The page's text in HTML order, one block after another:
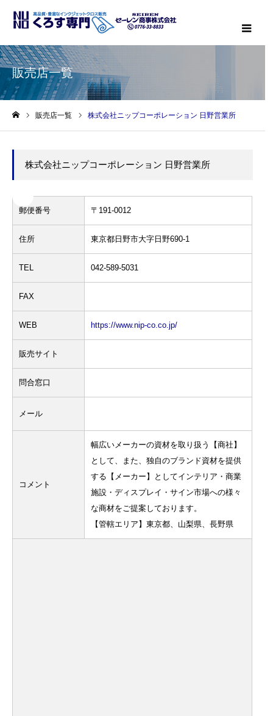
販売店一覧
販売店一覧 株式会社ニップコーポレーション 日野営業所
株式会社ニップコーポレーション 日野営業所
郵便番号 〒191-0012
住所 東京都日野市大字日野690-1
TEL 042-589-5031
FAX
WEB https://www.nip-co.co.jp/
販売サイト
問合窓口
メール
コメント
幅広いメーカーの資材を取り扱う【商社】
として、また、独自のブランド資材を提供
する【メーカー】としてインテリア・商業
施設・ディスプレイ・サイン市場への様々
な商材をご提案しております。
【管轄エリア】東京都、山梨県、長野県